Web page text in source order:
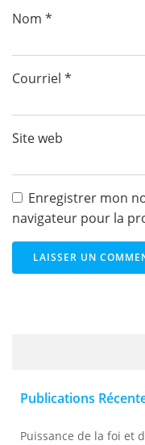
Nom *
Courriel *
Site web
Enregistrer mon
navigateur pour la
Publications
Puissance de la foi et